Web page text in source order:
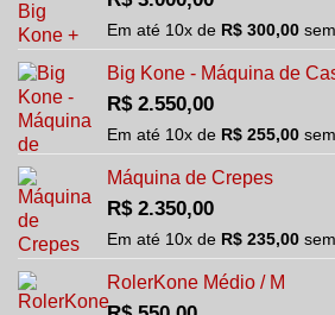
Em até 10x de R$ 300,00
Big Kone - Máquina de
R$2.550,00
Em até 10x de R$ 255,00
Máquina de Crepes
R$2.350,00
Em até 10x de R$ 235,00
RolerKone Médio / M